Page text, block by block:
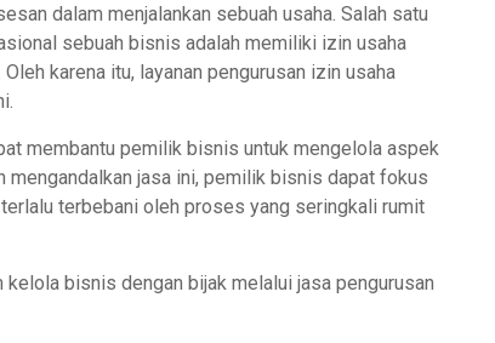
dalam menjalankan sebuah usaha. Salah satu
sebuah bisnis adalah memiliki izin usaha
karena itu, layanan pengurusan izin usaha
membantu pemilik bisnis untuk mengelola aspek
jasa ini, pemilik bisnis dapat fokus
terbebani oleh proses yang seringkali rumit
bisnis dengan bijak melalui jasa pengurusan